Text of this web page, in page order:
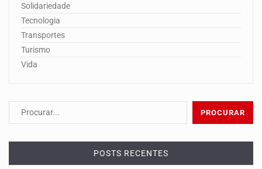
Solidariedade
Tecnologia
Transportes
Turismo
Vida
POSTS RECENTES